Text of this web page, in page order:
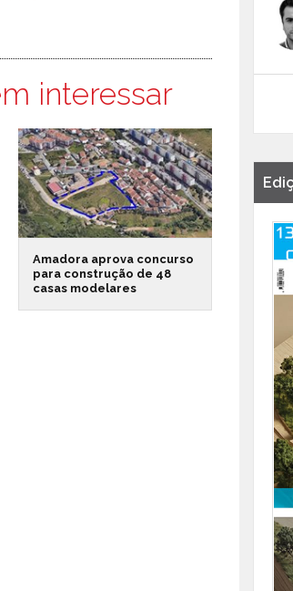
interessar
Amadora aprova concurso
para construção de 48
casas modelares